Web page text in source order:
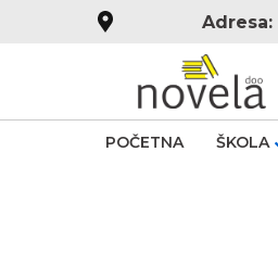
Adresa:
POČETNA ŠKOLA